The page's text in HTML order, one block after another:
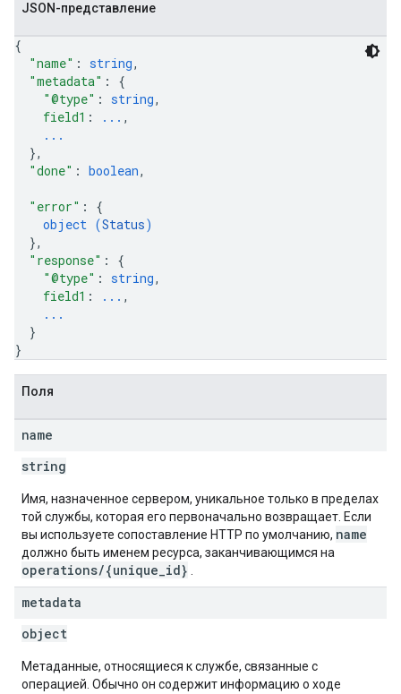
JSON-представление
{
"name" : string,
"metadata" : {
"@type" : string,
field1 : ... ,
...
},
"done" : boolean,
"error" : {
object (Status)
},
"response" : {
"@type" : string,
field1 : ... ,
...
}
}
Поля
name
string
Имя, назначенное сервером, уникальное только в пределах
той службы, которая его первоначально возвращает. Если
вы используете сопоставление HTTP по умолчанию, name
должно быть именем ресурса, заканчивающимся на
operations/{unique_id}
metadata
object
Метаданные, относящиеся к службе, связанные с
операцией. Обычно он содержит информацию о ходе